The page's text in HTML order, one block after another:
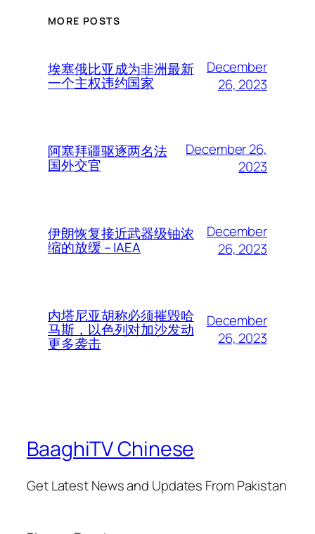
MORE POSTS
埃塞俄比亚成为非洲最新
一个主权违约国家
December
26, 2023
阿塞拜疆驱逐两名法
国外交官
December 26,
2023
伊朗恢复接近武器级铀浓
缩的放缓 – IAEA
December
26, 2023
内塔尼亚胡称必须摧毁哈
马斯，以色列对加沙发动
更多袭击
December
26, 2023
BaaghiTV Chinese
Get Latest News and Updates From Pakistan